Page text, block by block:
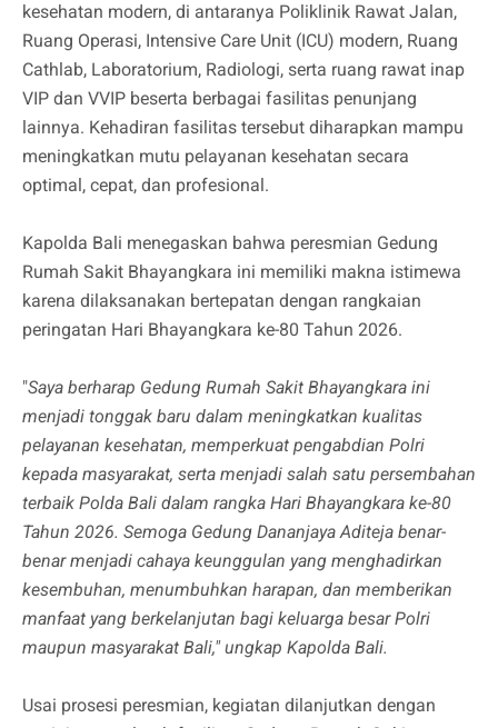
kesehatan modern, di antaranya Poliklinik Rawat Jalan,
Ruang Operasi, Intensive Care Unit (ICU) modern, Ruang
Cathlab, Laboratorium, Radiologi, serta ruang rawat inap
VIP dan VVIP beserta berbagai fasilitas penunjang
lainnya. Kehadiran fasilitas tersebut diharapkan mampu
meningkatkan mutu pelayanan kesehatan secara
optimal, cepat, dan profesional.
Kapolda Bali menegaskan bahwa peresmian Gedung
Rumah Sakit Bhayangkara ini memiliki makna istimewa
karena dilaksanakan bertepatan dengan rangkaian
peringatan Hari Bhayangkara ke-80 Tahun 2026.
"Saya berharap Gedung Rumah Sakit Bhayangkara ini
menjadi tonggak baru dalam meningkatkan kualitas
pelayanan kesehatan, memperkuat pengabdian Polri
kepada masyarakat, serta menjadi salah satu persembahan
terbaik Polda Bali dalam rangka Hari Bhayangkara ke-80
Tahun 2026. Semoga Gedung Dananjaya Aditeja benar-
benar menjadi cahaya keunggulan yang menghadirkan
kesembuhan, menumbuhkan harapan, dan memberikan
manfaat yang berkelanjutan bagi keluarga besar Polri
maupun masyarakat Bali," ungkap Kapolda Bali.
Usai prosesi peresmian, kegiatan dilanjutkan dengan